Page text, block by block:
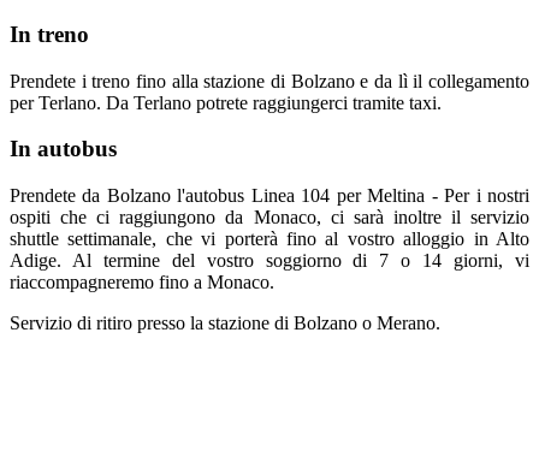
In treno
Prendete i treno fino alla stazione di Bolzano e da lì il collegamento
per Terlano. Da Terlano potrete raggiungerci tramite taxi.
In autobus
Prendete da Bolzano l'autobus Linea 104 per Meltina - Per i nostri
ospiti che ci raggiungono da Monaco, ci sarà inoltre il servizio
shuttle settimanale, che vi porterà fino al vostro alloggio in Alto
Adige. Al termine del vostro soggiorno di 7 o 14 giorni, vi
riaccompagneremo fino a Monaco.
Servizio di ritiro presso la stazione di Bolzano o Merano.